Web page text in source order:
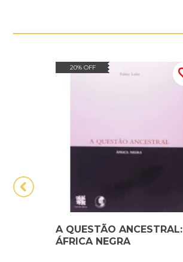
20% OFF
A QUESTÃO ANCESTRAL:
ÁFRICA NEGRA